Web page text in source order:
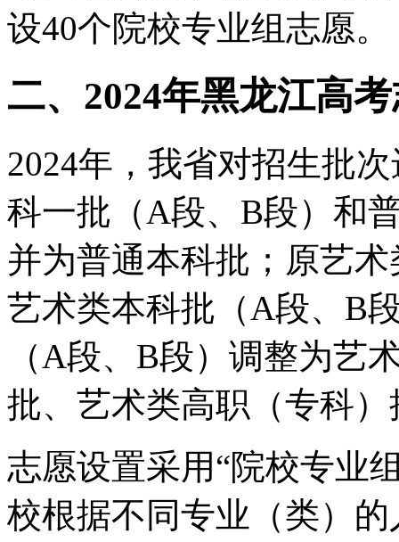
设40个院校专业组志愿。
二、2024年黑龙江高
2024年，我省对招生批
科一批（A段、B段）和
并为普通本科批；原艺
艺术类本科批（A段、B
（A段、B段）调整为艺
批、艺术类高职（专科）
志愿设置采用“院校专业
校根据不同专业（类）